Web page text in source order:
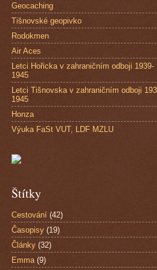
Geocaching
Tišnovské geopivko
Rodokmen
Air Aces
Letci Hořicka v zahraničním odboji 1939-
1945
Letci Tišnovska v zahraničním odboji
1945
Honza
Výuka FaSt VUT, LDF MZLU
Štítky
Cestování (42)
Časopisy (19)
Články (32)
Emma (9)